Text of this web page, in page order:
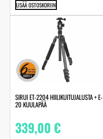
LISÄÄ OSTOSKORIIN
SIRUI ET-2204 HIILIKUITUJALUSTA + E-
20 KUULAPÄÄ
339,00€